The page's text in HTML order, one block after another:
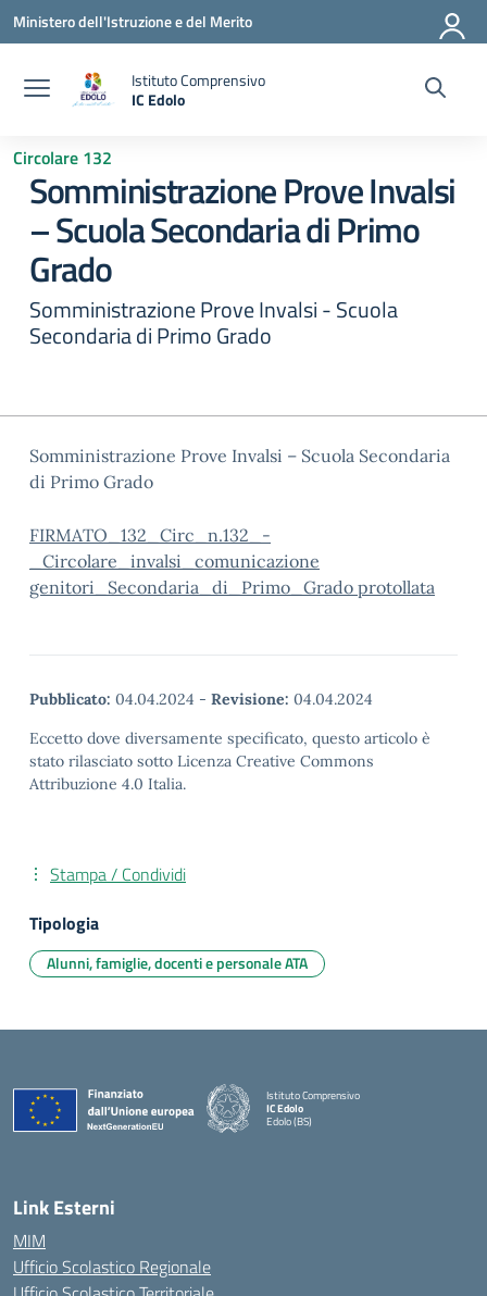
Vai ai contenuti
Vai al menu di navigazione
Vai al footer
Ministero dell'Istruzione e del Merito
Istituto Comprensivo
IC Edolo
Circolare 132
Somministrazione Prove Invalsi
– Scuola Secondaria di Primo
Grado
Somministrazione Prove Invalsi - Scuola
Secondaria di Primo Grado
Somministrazione Prove Invalsi – Scuola Secondaria
di Primo Grado
FIRMATO_132_Circ_n.132_-
_Circolare_invalsi_comunicazione
genitori_Secondaria_di_Primo_Grado protollata
Pubblicato: 04.04.2024 - Revisione: 04.04.2024
Eccetto dove diversamente specificato, questo articolo è
stato rilasciato sotto Licenza Creative Commons
Attribuzione 4.0 Italia.
Stampa / Condividi
Tipologia
Alunni, famiglie, docenti e personale ATA
Istituto Comprensivo
IC Edolo
Edolo (BS)
Link Esterni
MIM
Ufficio Scolastico Regionale